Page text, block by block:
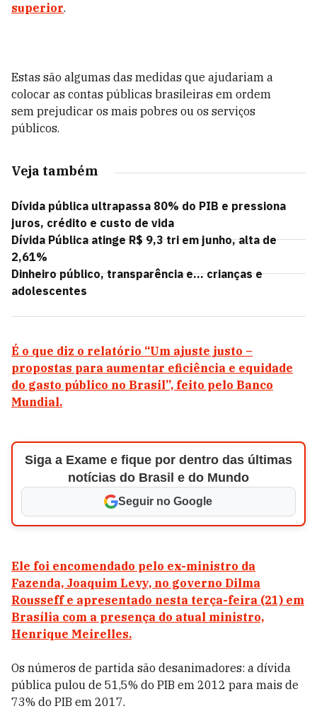
superior.
Estas são algumas das medidas que ajudariam a
colocar as contas públicas brasileiras em ordem
sem prejudicar os mais pobres ou os serviços
públicos.
Veja também
Dívida pública ultrapassa 80% do PIB e pressiona
juros, crédito e custo de vida
Dívida Pública atinge R$ 9,3 tri em junho, alta de
2,61%
Dinheiro público, transparência e... crianças e
adolescentes
É o que diz o relatório “Um ajuste justo –
propostas para aumentar eficiência e equidade
do gasto público no Brasil”, feito pelo Banco
Mundial.
Siga a Exame e fique por dentro das últimas
notícias do Brasil e do Mundo
Seguir no Google
Ele foi encomendado pelo ex-ministro da
Fazenda, Joaquim Levy, no governo Dilma
Rousseff e apresentado nesta terça-feira (21) em
Brasília com a presença do atual ministro,
Henrique Meirelles.
Os números de partida são desanimadores: a dívida
pública pulou de 51,5% do PIB em 2012 para mais de
73% do PIB em 2017.